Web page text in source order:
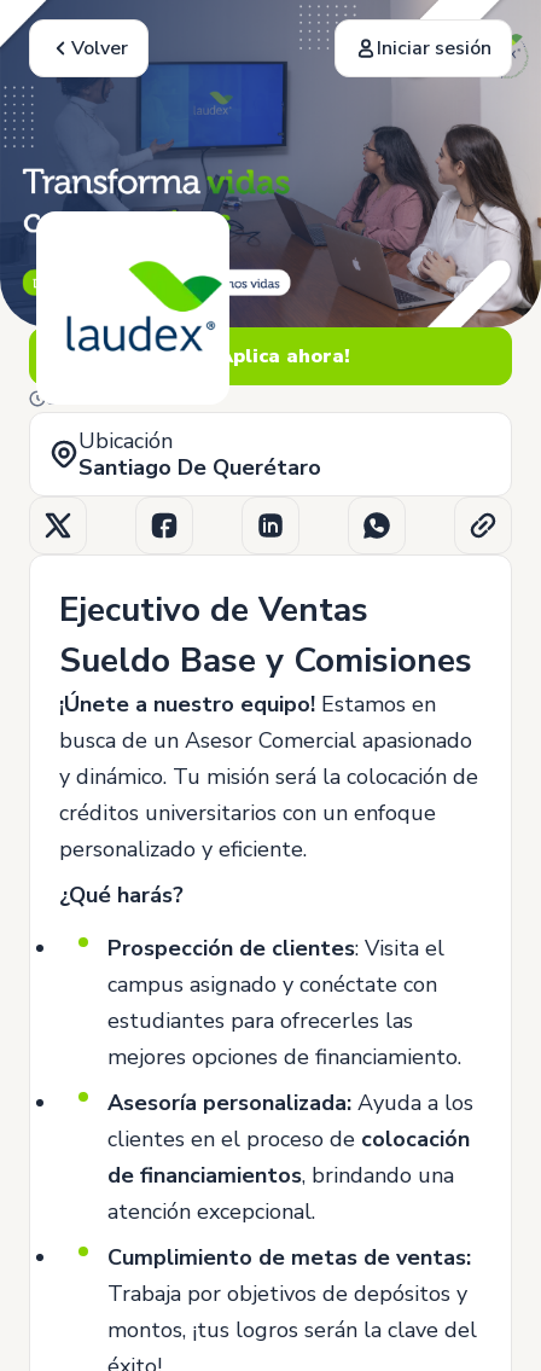
Volver Iniciar sesión
¡Aplica ahora!
5 de Junio
Ubicación
Santiago De Querétaro
Ejecutivo de Ventas
Sueldo Base y Comisiones
¡Únete a nuestro equipo! Estamos en
busca de un Asesor Comercial apasionado
y dinámico. Tu misión será la colocación de
créditos universitarios con un enfoque
personalizado y eficiente.
¿Qué harás?
Prospección de clientes: Visita el
campus asignado y conéctate con
estudiantes para ofrecerles las
mejores opciones de financiamiento.
Asesoría personalizada: Ayuda a los
clientes en el proceso de colocación
de financiamientos, brindando una
atención excepcional.
Cumplimiento de metas de ventas:
Trabaja por objetivos de depósitos y
montos, ¡tus logros serán la clave del